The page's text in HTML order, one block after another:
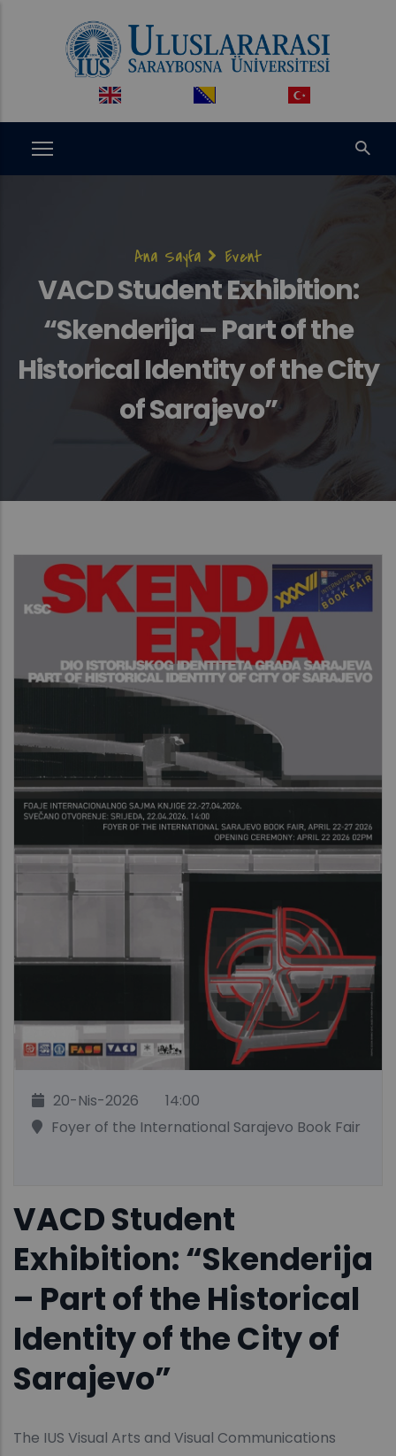
Sayfa
yolu
Ana Sayfa Event
VACD Student Exhibition:
“Skenderija – Part of the
Historical Identity of the City
of Sarajevo”
20-Nis-2026
14:00
Foyer of the International Sarajevo Book Fair
VACD Student
Exhibition: “Skenderija
– Part of the Historical
Identity of the City of
Sarajevo”
The IUS Visual Arts and Visual Communications